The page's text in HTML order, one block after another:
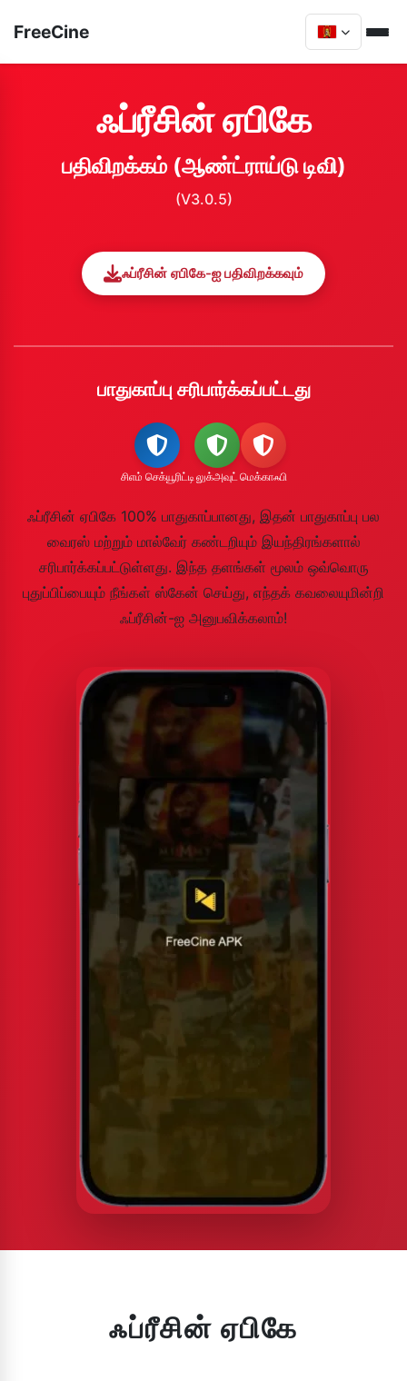
FreeCine
ஃப்ரீசின் ஏபிகே
பதிவிறக்கம் (ஆண்ட்ராய்டு டிவி)
(V3.0.5)
ஃப்ரீசின் ஏபிகே-ஐ பதிவிறக்கவும்
பாதுகாப்பு சரிபார்க்கப்பட்டது
சிஎம் செக்யூரிட்டிலுக்அவுட்மெக்காஃபி
ஃப்ரீசின் ஏபிகே 100% பாதுகாப்பானது, இதன் பாதுகாப்பு பல
வைரஸ் மற்றும் மால்வேர் கண்டறியும் இயந்திரங்களால்
சரிபார்க்கப்பட்டுள்ளது. இந்த தளங்கள் மூலம் ஒவ்வொரு
புதுப்பிப்பையும் நீங்கள் ஸ்கேன் செய்து, எந்தக் கவலையுமின்றி
ஃப்ரீசின்-ஐ அனுபவிக்கலாம்!
ஃப்ரீசின் ஏபிகே